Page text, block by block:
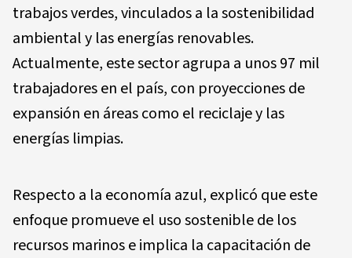
trabajos verdes, vinculados a la sostenibilidad
ambiental y las energías renovables.
Actualmente, este sector agrupa a unos 97 mil
trabajadores en el país, con proyecciones de
expansión en áreas como el reciclaje y las
energías limpias.
Respecto a la economía azul, explicó que este
enfoque promueve el uso sostenible de los
recursos marinos e implica la capacitación de